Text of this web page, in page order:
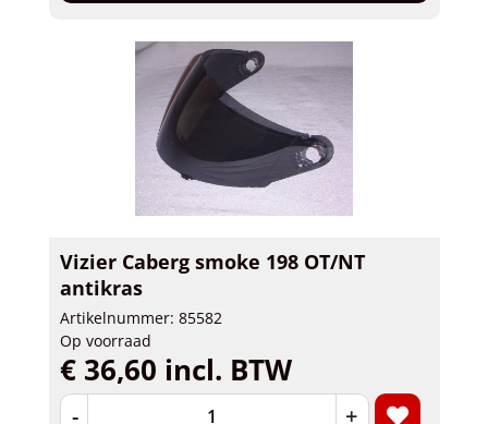
Vizier Caberg smoke 198 OT/NT
antikras
Artikelnummer: 85582
Op voorraad
€ 36,60 incl. BTW
- +